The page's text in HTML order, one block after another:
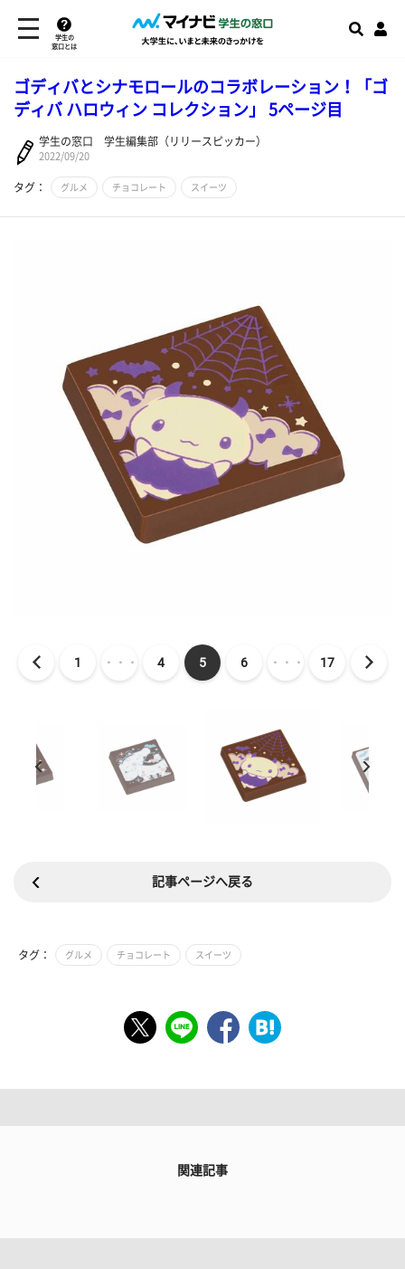
学生の
窓口とは
ゴディバとシナモロールのコラボレーション！「ゴ
ディバ ハロウィン コレクション」 5ページ目
学生の窓口 学生編集部（リリースピッカー）
2022/09/20
タグ： グルメ チョコレート スイーツ
1 ・・・ 4 5 6 ・・・ 17
記事ページへ戻る
タグ： グルメ チョコレート スイーツ
関連記事